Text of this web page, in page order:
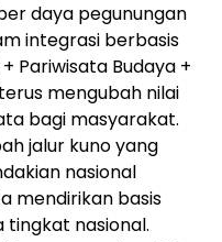
daya pegunungan
integrasi berbasis
Pariwisata Budaya +
mengubah nilai
bagi masyarakat.
jalur kuno yang
nasional
mendirikan basis
nasional.